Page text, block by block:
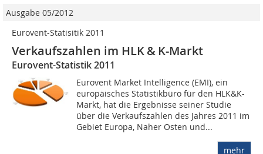
Ausgabe 05/2012
Eurovent-Statisitik 2011
Verkaufszahlen im HLK & K-Markt
Eurovent-Statistik 2011
Eurovent Market Intelligence (EMI), ein
europäisches Statistikbüro für den HLK&K-
Markt, hat die Ergebnisse seiner Studie
über die Verkaufszahlen des Jahres 2011 im
Gebiet Europa, Naher Osten und...
mehr